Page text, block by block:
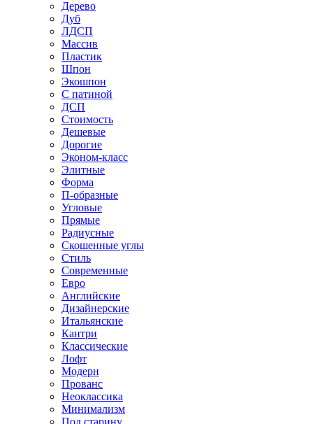
Дерево
Дуб
ЛДСП
Массив
Пластик
Шпон
Экошпон
С патиной
ДСП
Стоимость
Дешевые
Дорогие
Эконом-класс
Элитные
Форма
П-образные
Угловые
Прямые
Радиусные
Скошенные углы
Стиль
Современные
Евро
Английские
Дизайнерские
Итальянские
Кантри
Классические
Лофт
Модерн
Прованс
Неоклассика
Минимализм
Под старину